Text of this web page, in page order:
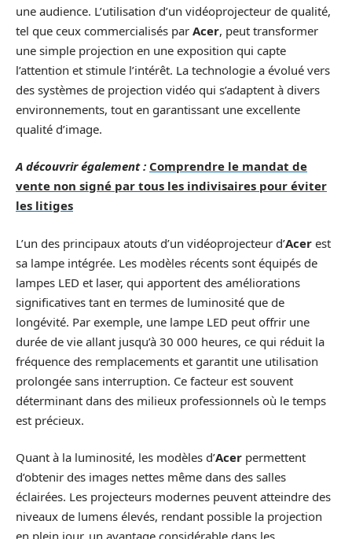
une audience. L’utilisation d’un vidéoprojecteur de qualité,
tel que ceux commercialisés par Acer, peut transformer
une simple projection en une exposition qui capte
l’attention et stimule l’intérêt. La technologie a évolué vers
des systèmes de projection vidéo qui s’adaptent à divers
environnements, tout en garantissant une excellente
qualité d’image.
A découvrir également : Comprendre le mandat de
vente non signé par tous les indivisaires pour éviter
les litiges
L’un des principaux atouts d’un vidéoprojecteur d’Acer est
sa lampe intégrée. Les modèles récents sont équipés de
lampes LED et laser, qui apportent des améliorations
significatives tant en termes de luminosité que de
longévité. Par exemple, une lampe LED peut offrir une
durée de vie allant jusqu’à 30 000 heures, ce qui réduit la
fréquence des remplacements et garantit une utilisation
prolongée sans interruption. Ce facteur est souvent
déterminant dans des milieux professionnels où le temps
est précieux.
Quant à la luminosité, les modèles d’Acer permettent
d’obtenir des images nettes même dans des salles
éclairées. Les projecteurs modernes peuvent atteindre des
niveaux de lumens élevés, rendant possible la projection
en plein jour, un avantage considérable dans les